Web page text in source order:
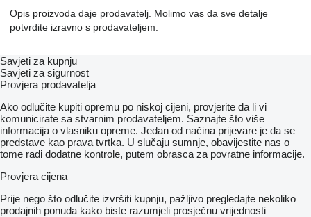
Opis proizvoda daje prodavatelj. Molimo vas da sve detalje
potvrdite izravno s prodavateljem.
Savjeti za kupnju
Savjeti za sigurnost
Provjera prodavatelja
Ako odlučite kupiti opremu po niskoj cijeni, provjerite da li vi
komunicirate sa stvarnim prodavateljem. Saznajte što više
informacija o vlasniku opreme. Jedan od načina prijevare je da se
predstave kao prava tvrtka. U slučaju sumnje, obavijestite nas o
tome radi dodatne kontrole, putem obrasca za povratne informacije.
Provjera cijena
Prije nego što odlučite izvršiti kupnju, pažljivo pregledajte nekoliko
prodajnih ponuda kako biste razumjeli prosječnu vrijednosti